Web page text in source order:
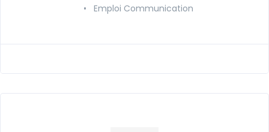
• Emploi Communication